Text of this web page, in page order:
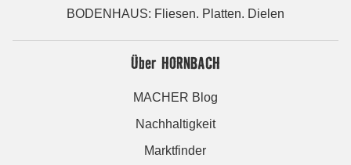
BODENHAUS: Fliesen. Platten. Dielen
Über HORNBACH
MACHER Blog
Nachhaltigkeit
Marktfinder